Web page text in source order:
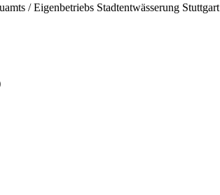
/ Eigenbetriebs Stadtentwässerung Stuttgart